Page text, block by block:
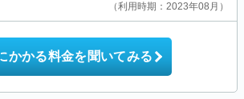
利用時期：2023年08月
かかる料金を聞いてみる